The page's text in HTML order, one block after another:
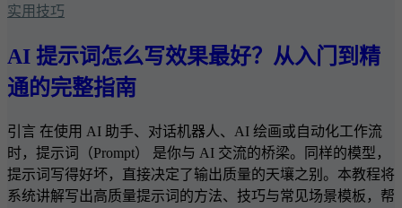
实用技巧
AI 提示词怎么写效果最好？从入门到精
通的完整指南
引言 在使用 AI 助手、对话机器人、AI 绘画或自动化工作流
时，提示词（Prompt） 是你与 AI 交流的桥梁。同样的模型，
提示词写得好坏，直接决定了输出质量的天壤之别。本教程将
系统讲解写出高质量提示词的方法、技巧与常见场景模板，帮